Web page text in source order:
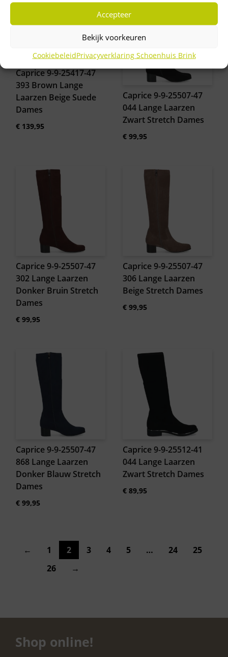
Accepteer
Bekijk voorkeuren
CookiebeleidPrivacyverklaring Schoenhuis Brink
Caprice 9-9-25417-47
393 Brown Lange
Laarzen Beige Suede
Dames
€ 139,95
Caprice 9-9-25507-47
044 Lange Laarzen
Zwart Stretch Dames
€99,95
Caprice 9-9-25507-47
302 Lange Laarzen
Donker Bruin Stretch
Dames
€ 99,95
Caprice 9-9-25507-47
306 Lange Laarzen
Beige Stretch Dames
€99,95
Caprice 9-9-25507-47
868 Lange Laarzen
Donker Blauw Stretch
Dames
€ 99,95
Caprice 9-9-25512-41
044 Lange Laarzen
Zwart Stretch Dames
€89,95
← 1 2 3 4 5 … 24
25
26
→
Shop online!